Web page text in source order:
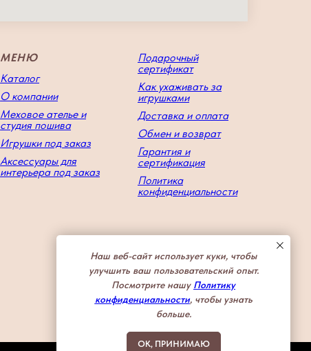
Наш веб-сайт использует куки, чтобы
улучшить ваш пользовательский опыт.
Посмотрите нашу Политику
конфиденциальности, чтобы узнать
больше.
OK, ПРИНИМАЮ
МЕНЮ
Каталог
О компании
Меховое ателье и
студия пошива
Игрушки под заказ
Аксессуары для
интерьера под заказ
Подарочный
сертификат
Как ухаживать за
игрушками
Доставка и оплата
Обмен и возврат
Гарантия и
сертификация
Политика
конфиденциальности